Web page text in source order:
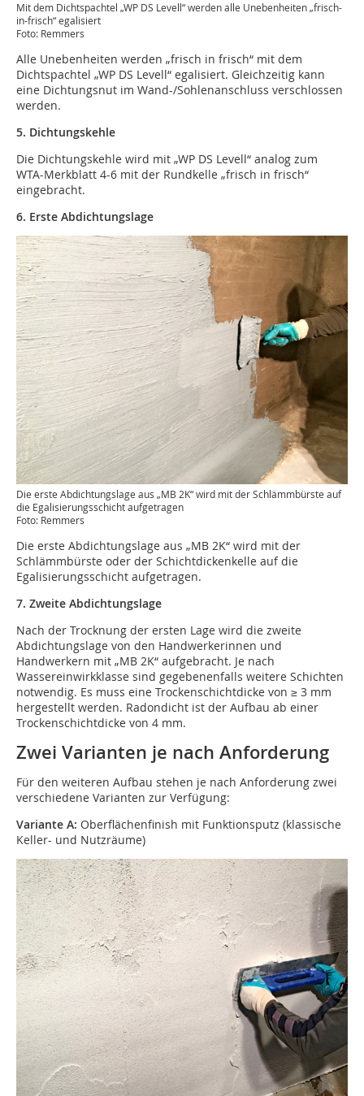
Mit dem Dichtspachtel „WP DS Levell“ werden alle Unebenheiten „frisch-
in-frisch“ egalisiert
Foto: Remmers
Alle Unebenheiten werden „frisch in frisch“ mit dem
Dichtspachtel „WP DS Levell“ egalisiert. Gleichzeitig kann
eine Dichtungsnut im Wand-/Sohlenanschluss verschlossen
werden.
5. Dichtungskehle
Die Dichtungskehle wird mit „WP DS Levell“ analog zum
WTA-Merkblatt 4-6 mit der Rundkelle „frisch in frisch“
eingebracht.
6. Erste Abdichtungslage
Die erste Abdichtungslage aus „MB 2K“ wird mit der Schlämmbürste auf
die Egalisierungsschicht aufgetragen
Foto: Remmers
Die erste Abdichtungslage aus „MB 2K“ wird mit der
Schlämmbürste oder der Schichtdickenkelle auf die
Egalisierungsschicht aufgetragen.
7. Zweite Abdichtungslage
Nach der Trocknung der ersten Lage wird die zweite
Abdichtungslage von den Handwerkerinnen und
Handwerkern mit „MB 2K“ aufgebracht. Je nach
Wassereinwirkklasse sind gegebenenfalls weitere Schichten
notwendig. Es muss eine Trockenschichtdicke von ≥ 3 mm
hergestellt werden. Radondicht ist der Aufbau ab einer
Trockenschichtdicke von 4 mm.
Zwei Varianten je nach Anforderung
Für den weiteren Aufbau stehen je nach Anforderung zwei
verschiedene Varianten zur Verfügung:
Variante A: Oberflächenfinish mit Funktionsputz (klassische
Keller- und Nutzräume)